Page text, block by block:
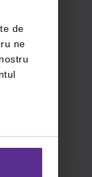
de
ne